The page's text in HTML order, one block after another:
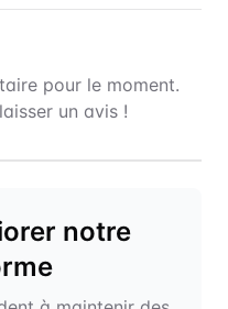
pour le moment.
un avis !
notre